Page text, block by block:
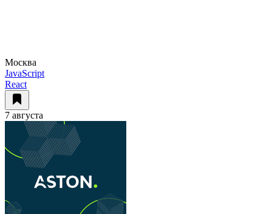
Москва
JavaScript
React
7 августа